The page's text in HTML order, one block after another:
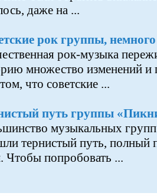
даже на ...
рок группы,
рок-музыка
множество изменений
что советские ...
путь группы
музыкальных
тернистый путь, полный
Чтобы попробовать ...